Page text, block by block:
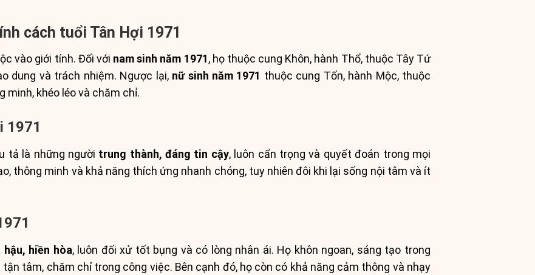
cách tuổi Tân Hợi 1971
vào giới tính. Đối với nam sinh năm 1971, họ thuộc cung Khôn, hành Thổ, thuộc Tây Tứ
dung và trách nhiệm. Ngược lại, nữ sinh năm 1971 thuộc cung Tốn, hành Mộc, thuộc
khéo léo và chăm chỉ.
1971
tả là những người trung thành, đáng tin cậy, luôn cẩn trọng và quyết đoán trong mọi
thông minh và khả năng thích ứng nhanh chóng, tuy nhiên đôi khi lại sống nội tâm và ít
hậu, hiền hòa, luôn đối xử tốt bụng và có lòng nhân ái. Họ khôn ngoan, sáng tạo trong
tâm, chăm chỉ trong công việc. Bên cạnh đó, họ còn có khả năng cảm thông và nhạy